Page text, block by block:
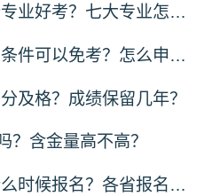
2026中级注安哪个专业好考？七大专业怎么选？
2026中级注安什么条件可以免考？怎么申请免试？
及格？成绩保留几年？
？含金量高不高？
2026年中级注安什么时候报名？各省报名入口在哪？